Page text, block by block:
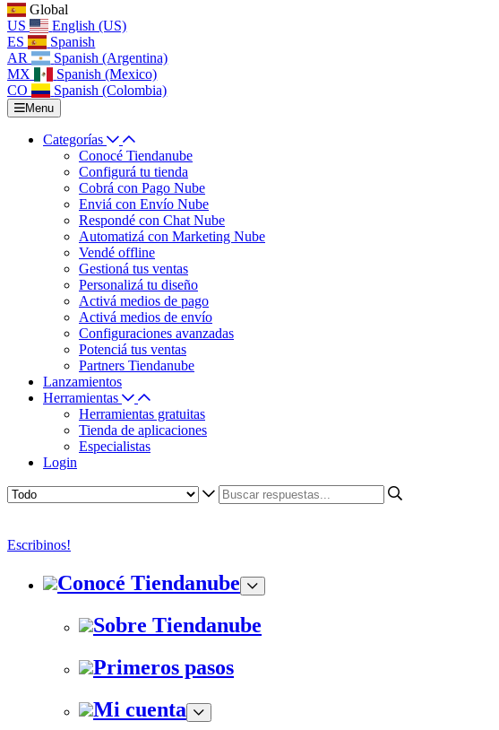
Global
US
English (US)
ES
Spanish
AR
Spanish (Argentina)
MX
Spanish (Mexico)
CO
Spanish (Colombia)
Menu
Categorías
Conocé Tiendanube
Configurá tu tienda
Cobrá con Pago Nube
Enviá con Envío Nube
Respondé con Chat Nube
Automatizá con Marketing Nube
Vendé offline
Gestioná tus ventas
Personalizá tu diseño
Activá medios de pago
Activá medios de envío
Configuraciones avanzadas
Potenciá tus ventas
Partners Tiendanube
Lanzamientos
Herramientas
Herramientas gratuitas
Tienda de aplicaciones
Especialistas
Login
Escribinos!
Conocé Tiendanube
Sobre Tiendanube
Primeros pasos
Mi cuenta